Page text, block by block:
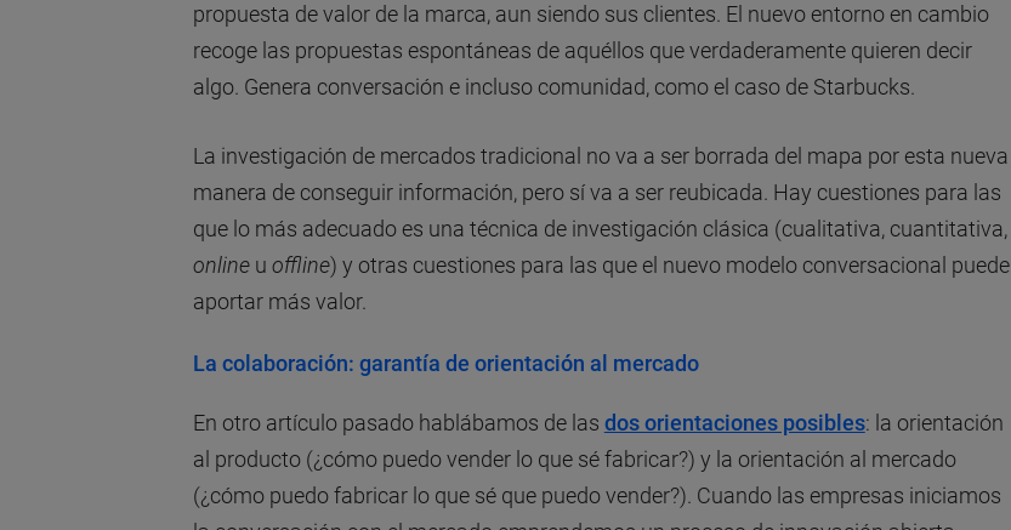
propuesta de valor de la marca, aun siendo sus clientes. El nuevo entorno en cambio
recoge las propuestas espontáneas de aquéllos que verdaderamente quieren decir
algo. Genera conversación e incluso comunidad, como el caso de Starbucks.
La investigación de mercados tradicional no va a ser borrada del mapa por esta nueva
manera de conseguir información, pero sí va a ser reubicada. Hay cuestiones para las
que lo más adecuado es una técnica de investigación clásica (cualitativa, cuantitativa,
onlineu offline) y otras cuestiones para las que el nuevo modelo conversacional puede
aportar más valor.
La colaboración: garantía de orientación al mercado
En otro artículo pasado hablábamos de las dos orientaciones posibles: la orientación
al producto (¿cómo puedo vender lo que sé fabricar?) y la orientación al mercado
(¿cómo puedo fabricar lo que sé que puedo vender?). Cuando las empresas iniciamos